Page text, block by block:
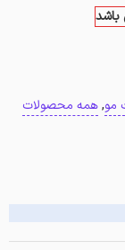
باشد
مو,همه محصولات